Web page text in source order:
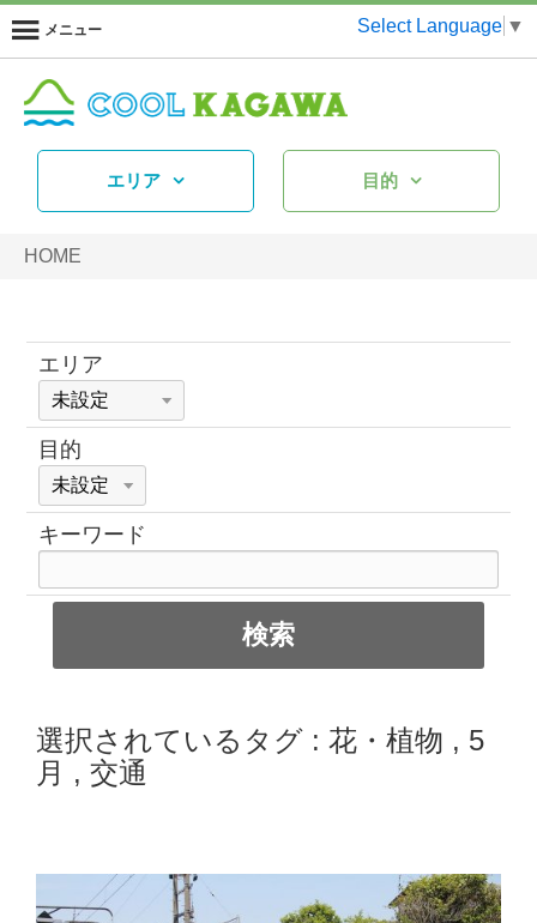
メニュー Select Language ▼
エリア 目的
HOME
エリア
目的
キーワード
選択されているタグ : 花・植物 , 5
月
, 交通